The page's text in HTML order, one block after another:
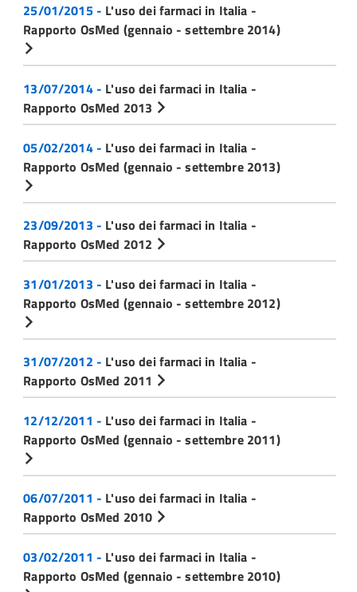
25/01/2015 - L'uso dei farmaci in Italia -
Rapporto OsMed (gennaio - settembre 2014)
13/07/2014 - L'uso dei farmaci in Italia -
Rapporto OsMed 2013
05/02/2014 - L'uso dei farmaci in Italia -
Rapporto OsMed (gennaio - settembre 2013)
23/09/2013 - L'uso dei farmaci in Italia -
Rapporto OsMed 2012
31/01/2013 - L'uso dei farmaci in Italia -
Rapporto OsMed (gennaio - settembre 2012)
31/07/2012 - L'uso dei farmaci in Italia -
Rapporto OsMed 2011
12/12/2011 - L'uso dei farmaci in Italia -
Rapporto OsMed (gennaio - settembre 2011)
06/07/2011 - L'uso dei farmaci in Italia -
Rapporto OsMed 2010
03/02/2011 - L'uso dei farmaci in Italia -
Rapporto OsMed (gennaio - settembre 2010)